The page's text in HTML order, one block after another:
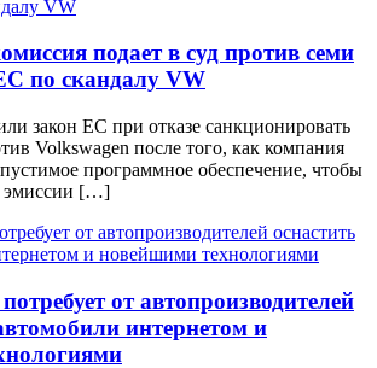
подает в суд против семи
по скандалу VW
закон ЕС при отказе санкционировать
Volkswagen после того, как компания
программное обеспечение, чтобы
эмиссии […]
от автопроизводителей
интернетом и